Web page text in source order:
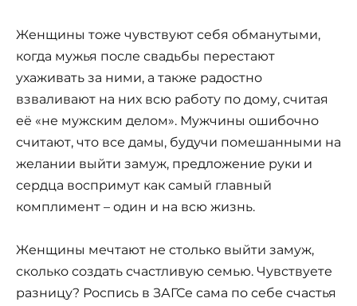
Женщины тоже чувствуют себя обманутыми,
когда мужья после свадьбы перестают
ухаживать за ними, а также радостно
взваливают на них всю работу по дому, считая
её «не мужским делом». Мужчины ошибочно
считают, что все дамы, будучи помешанными на
желании выйти замуж, предложение руки и
сердца воспримут как самый главный
комплимент – один и на всю жизнь.
Женщины мечтают не столько выйти замуж,
сколько создать счастливую семью. Чувствуете
разницу? Роспись в ЗАГСе сама по себе счастья